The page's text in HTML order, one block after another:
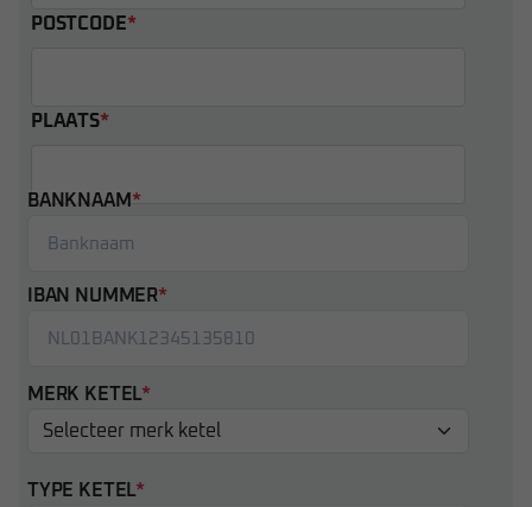
POSTCODE*
PLAATS*
BANKNAAM *
IBAN NUMMER*
MERK KETEL*
TYPE KETEL*